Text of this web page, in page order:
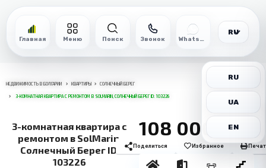
Главная Меню Поиск Звонок WhatsApp
RU
RU
UA
EN
НЕДВИЖИМОСТЬ В БОЛГАРИИ КВАРТИРЫ СОЛНЕЧНЫЙ БЕРЕГ
3-КОМНАТНАЯ КВАРТИРА С РЕМОНТОМ В SOLMARIN, СОЛНЕЧНЫЙ БЕРЕГ ID: 103226
3-комнатная квартира с
ремонтом в SolMarin,
Солнечный Берег ID:
103226
108 000€
Поделиться Избранное